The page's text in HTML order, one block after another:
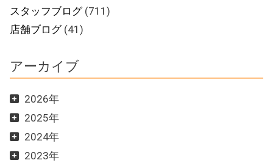
スタッフブログ(711)
店舗ブログ(41)
アーカイブ
2026年
2025年
2024年
2023年